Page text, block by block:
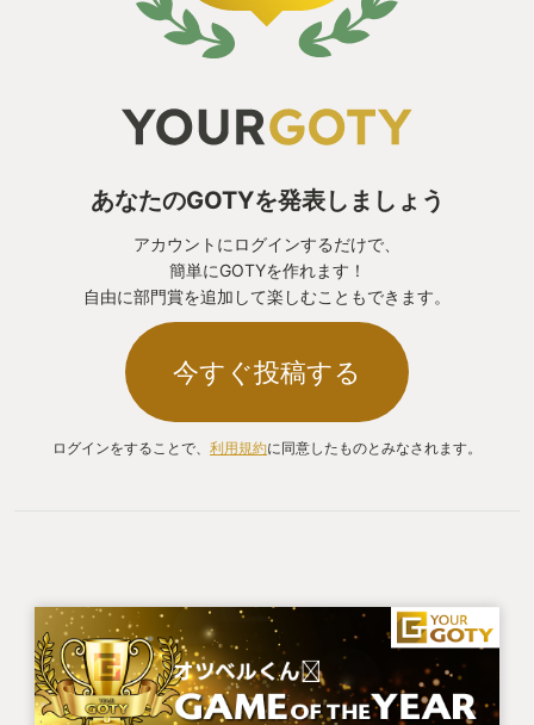
あなたのGOTYを発表しましょう
アカウントにログインするだけで、
簡単にGOTYを作れます！
自由に部門賞を追加して楽しむこともできます。
今すぐ投稿する
ログインをすることで、 利用規約に同意したものとみなされます。